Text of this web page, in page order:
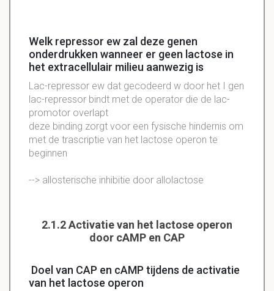
Welk repressor ew zal deze genen
onderdrukken wanneer er geen lactose in
het extracellulair milieu aanwezig is
Lac-repressor ew dat gecodeerd w door het I gen
lac-repressor bindt met de operator die de lac-
promotor overlapt
deze binding zorgt voor een fysische hindernis om
met de trascriptie van het lactose operon te
beginnen
--> allosterische inhibitie door allolactose
2.1.2 Activatie van het lactose operon
door cAMP en CAP
Doel van CAP en cAMP tijdens de activatie
van het lactose operon